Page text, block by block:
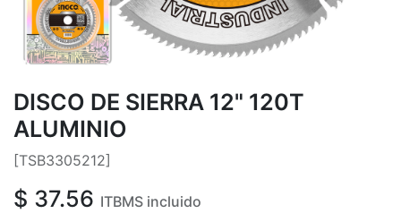
DISCO DE SIERRA 12" 120T
ALUMINIO
[TSB3305212]
$ 37.56 ITBMS incluido